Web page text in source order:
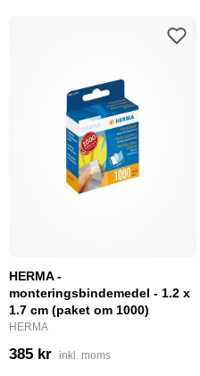
HERMA -
monteringsbindemedel - 1.2 x
1.7 cm (paket om 1000)
HERMA
385 kr inkl. moms